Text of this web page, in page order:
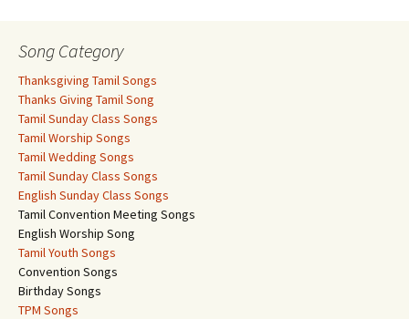
Song Category
Thanksgiving Tamil Songs
Thanks Giving Tamil Song
Tamil Sunday Class Songs
Tamil Worship Songs
Tamil Wedding Songs
Tamil Sunday Class Songs
English Sunday Class Songs
Tamil Convention Meeting Songs
English Worship Song
Tamil Youth Songs
Convention Songs
Birthday Songs
TPM Songs